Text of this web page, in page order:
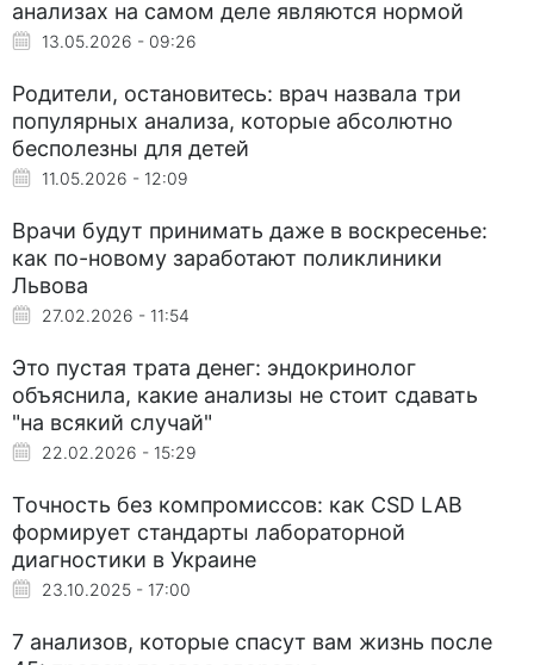
анализах на самом деле являются нормой
13.05.2026 - 09:26
Родители, остановитесь: врач назвала три
популярных анализа, которые абсолютно
бесполезны для детей
11.05.2026 - 12:09
Врачи будут принимать даже в воскресенье:
как по-новому заработают поликлиники
Львова
27.02.2026 - 11:54
Это пустая трата денег: эндокринолог
объяснила, какие анализы не стоит сдавать
"на всякий случай"
22.02.2026 - 15:29
Точность без компромиссов: как CSD LAB
формирует стандарты лабораторной
диагностики в Украине
23.10.2025 - 17:00
7 анализов, которые спасут вам жизнь после